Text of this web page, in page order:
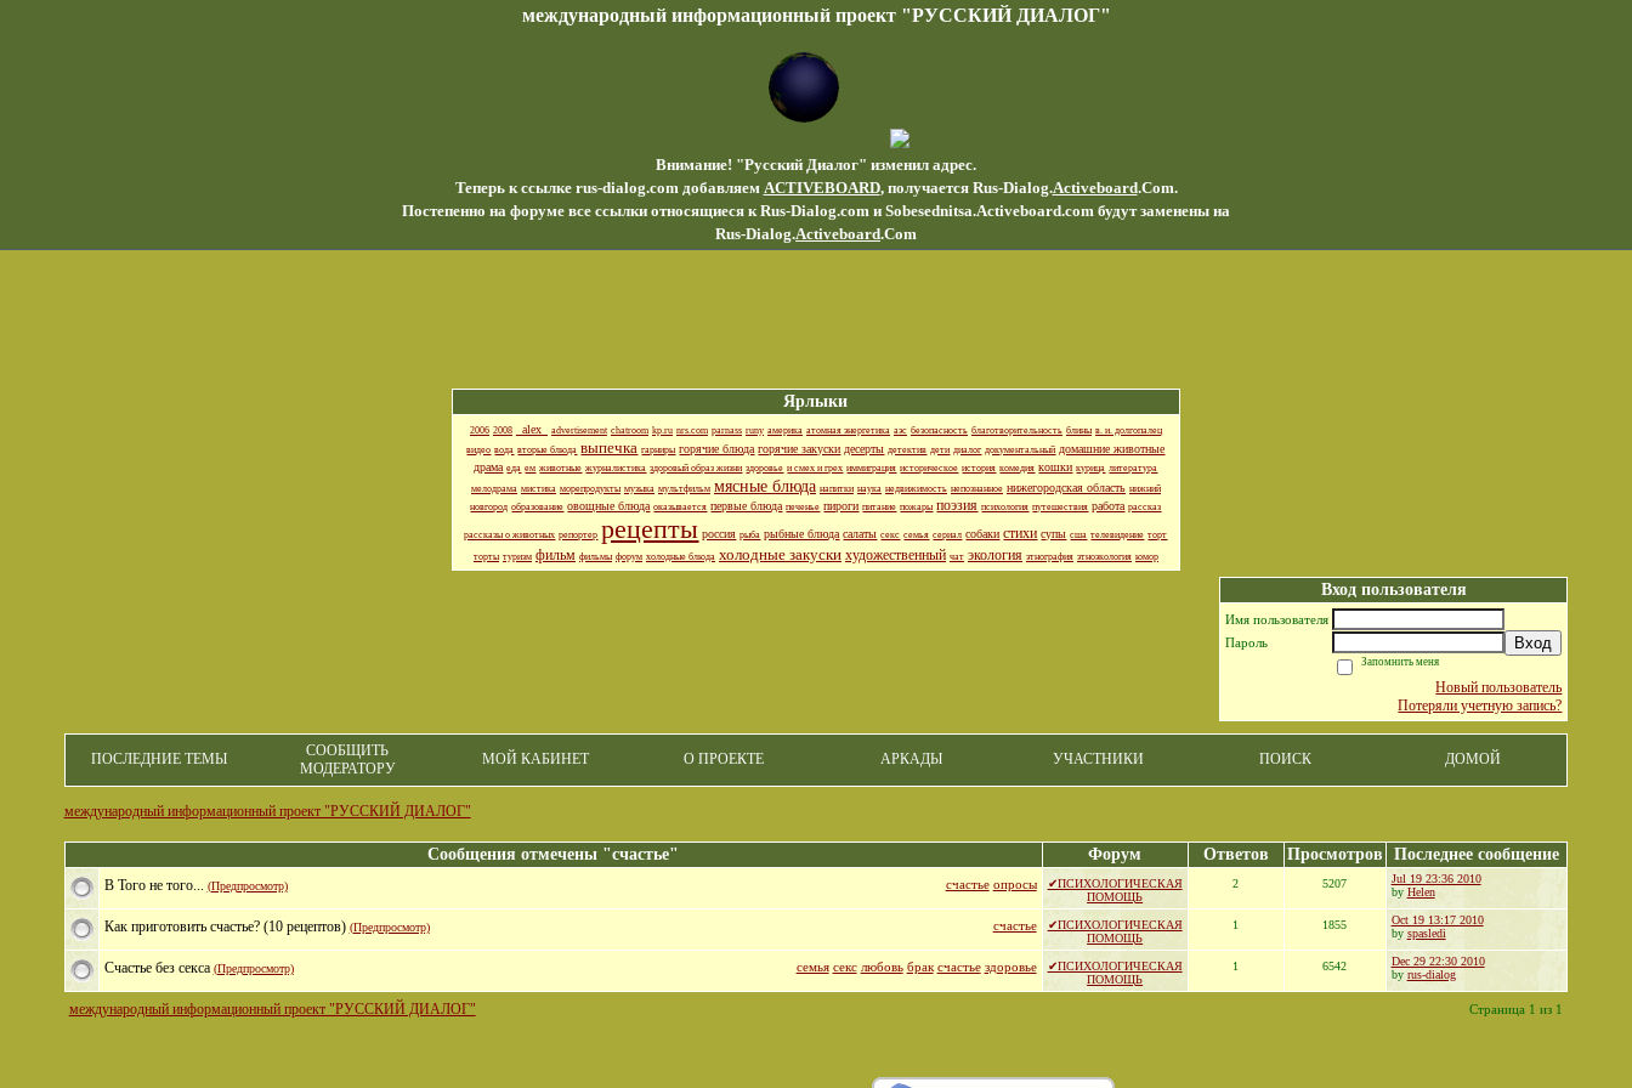
международный информационный проект "РУССКИЙ ДИАЛОГ"
Внимание! "Русский Диалог" изменил адрес.
Теперь к ссылке rus-dialog.com добавляем ACTIVEBOARD, получается Rus-Dialog.Activeboard.Com.
Постепенно на форуме все ссылки относящиеся к Rus-Dialog.com и Sobesednitsa.Activeboard.com будут заменены на
Rus-Dialog.Activeboard.Com
Ярлыки
2006 2008 _alex_ advertisement chatroom kp.ru nrs.com parnass runy америка атомная энергетика аэс безопасность благотворительность блины в. и. долгопалец
видео вода вторые блюда выпечка гарниры горячие блюда горячие закуски десерты детектив дети диалог документальный домашние животные
драма еда ем животные журналистика здоровый образ жизни здоровье и смех и грех иммиграция историческое история комедия кошки курица литература
мелодрама мистика морепродукты музыка мультфильм мясные блюда напитки наука недвижимость непознанное нижегородская область нижний
новгород образование овощные блюда оказывается первые блюда печенье пироги питание пожары поэзия психология путешествия работа рассказ
рассказы о животных репортер рецепты россия рыба рыбные блюда салаты секс семья сериал собаки стихи супы сша телевидение торт
торты туризм фильм фильмы форум холодные блюда холодные закуски художественный чат экология этнография этноэкология юмор
Вход пользователя
Имя пользователя
Пароль
Вход
Запомнить меня
Новый пользователь
Потеряли учетную запись?
ПОСЛЕДНИЕ ТЕМЫ
СООБЩИТЬ
МОДЕРАТОРУ
МОЙ КАБИНЕТ О ПРОЕКТЕ АРКАДЫ УЧАСТНИКИ ПОИСК ДОМОЙ
международный информационный проект "РУССКИЙ ДИАЛОГ"
Сообщения отмечены "счастье" Форум Ответов Просмотров Последнее сообщение
счастье опросы
В Того не того... (Предпросмотр)
✔ПСИХОЛОГИЧЕСКАЯ
ПОМОЩЬ
2 5207
Jul 19 23:36 2010
by Helen
счастье
Как приготовить счастье? (10 рецептов) (Предпросмотр)
✔ПСИХОЛОГИЧЕСКАЯ
ПОМОЩЬ
1 1855
Oct 19 13:17 2010
by spasledi
семья секс любовь брак счастье здоровье
Счастье без секса (Предпросмотр)
✔ПСИХОЛОГИЧЕСКАЯ
ПОМОЩЬ
1 6542
Dec 29 22:30 2010
by rus-dialog
международный информационный проект "РУССКИЙ ДИАЛОГ" Страница 1 из 1